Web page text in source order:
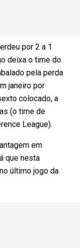
por 2 a 1
deixa o time do
pela perda
janeiro por
colocado, a
(o time de
League).
em
que nesta
último jogo da